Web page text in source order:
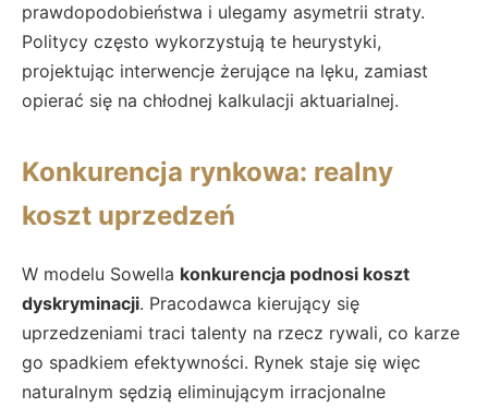
prawdopodobieństwa i ulegamy asymetrii straty.
Politycy często wykorzystują te heurystyki,
projektując interwencje żerujące na lęku, zamiast
opierać się na chłodnej kalkulacji aktuarialnej.
Konkurencja rynkowa: realny
koszt uprzedzeń
W modelu Sowella konkurencja podnosi koszt
dyskryminacji. Pracodawca kierujący się
uprzedzeniami traci talenty na rzecz rywali, co karze
go spadkiem efektywności. Rynek staje się więc
naturalnym sędzią eliminującym irracjonalne